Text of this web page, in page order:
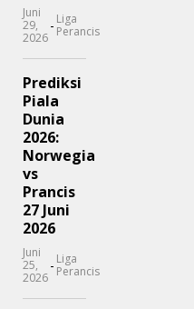
Juni
29,
2026
- Liga
Perancis
Prediksi
Piala
Dunia
2026:
Norwegia
vs
Prancis
27 Juni
2026
Juni
25,
2026
- Liga
Perancis